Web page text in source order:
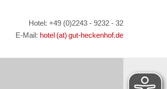
Hotel: +49 (0)2243 - 9232 - 32
E-Mail: hotel (at) gut-heckenhof.de